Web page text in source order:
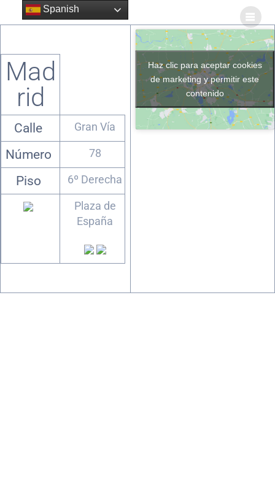
Mad
rid
Calle Gran Vía
Número 78
Piso 6º Derecha
Plaza de
España
Haz clic para aceptar cookies
de marketing y permitir este
contenido
Spanish